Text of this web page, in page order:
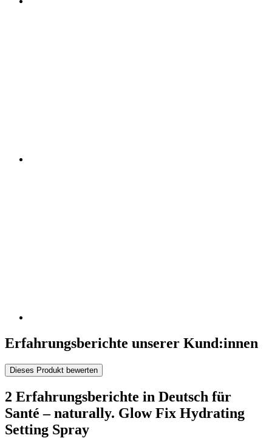
Erfahrungsberichte unserer Kund:innen
Dieses Produkt bewerten
2 Erfahrungsberichte in Deutsch für
Santé – naturally. Glow Fix Hydrating
Setting Spray